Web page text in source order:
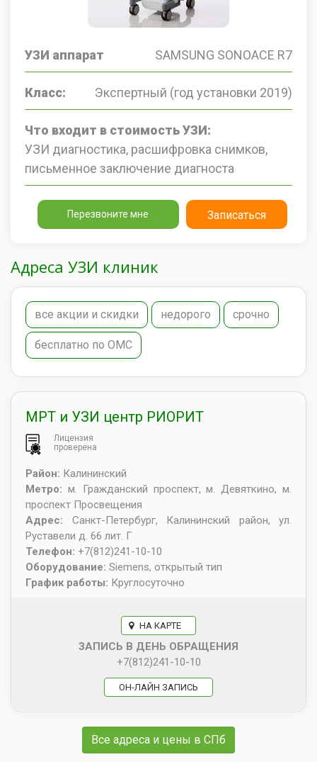
УЗИ аппарат SAMSUNG SONOACE R7
Класс: Экспертный (год установки 2019)
Что входит в стоимость УЗИ:
УЗИ диагностика, расшифровка снимков,
письменное заключение диагноста
Перезвоните мне Записаться
Адреса УЗИ клиник
все акции и скидки недорого срочно
бесплатно по ОМС
МРТ и УЗИ центр РИОРИТ
Лицензия
проверена
Район: Калининский
Метро: м. Гражданский проспект, м. Девяткино, м.
проспект Просвещения
Адрес: Санкт-Петербург, Калининский район, ул.
Руставели д. 66 лит. Г
Телефон: +7(812)241-10-10
Оборудование: Siemens, открытый тип
График работы: Круглосуточно
НА КАРТЕ
ЗАПИСЬ В ДЕНЬ ОБРАЩЕНИЯ
+7(812)241-10-10
ОН-ЛАЙН ЗАПИСЬ
Все адреса и цены в СПб